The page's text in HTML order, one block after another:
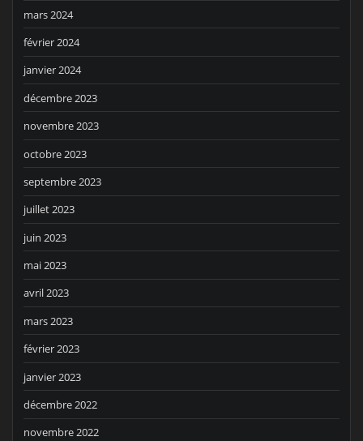
mars 2024
février 2024
janvier 2024
décembre 2023
novembre 2023
octobre 2023
septembre 2023
juillet 2023
juin 2023
mai 2023
avril 2023
mars 2023
février 2023
janvier 2023
décembre 2022
novembre 2022